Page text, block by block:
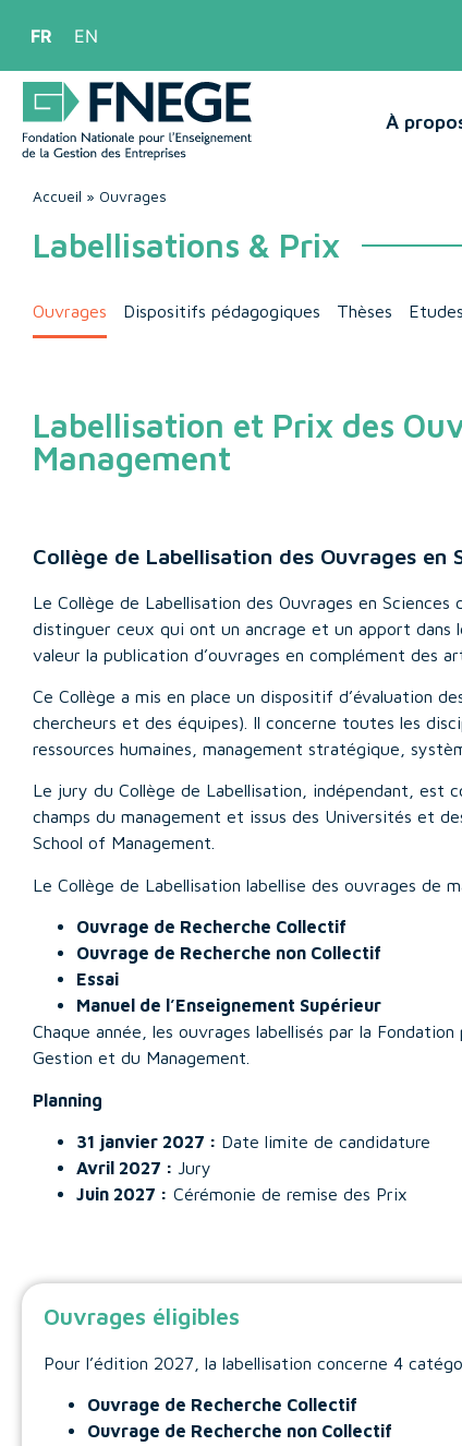
FR EN
À
Accueil » Ouvrages
Labellisations & Prix
Ouvrages Dispositifs pédagogiques Thèses
Labellisation et Prix des
Management
Collège de Labellisation des Ouvrages en
Le Collège de Labellisation des Ouvrages en
distinguer ceux qui ont un ancrage et un apport dans
valeur la publication d’ouvrages en complément des
Ce Collège a mis en place un dispositif d’évaluation
chercheurs et des équipes). Il concerne toutes les
ressources humaines, management stratégique,
Le jury du Collège de Labellisation, indépendant, est
champs du management et issus des Universités et
School of Management.
Le Collège de Labellisation labellise des ouvrages de
Ouvrage de Recherche Collectif
Ouvrage de Recherche non Collectif
Essai
Manuel de l’Enseignement Supérieur
Chaque année, les ouvrages labellisés par la
Gestion et du Management.
Planning
31 janvier 2027 : Date limite de candidature
Avril 2027 : Jury
Juin 2027 : Cérémonie de remise des Prix
Ouvrages éligibles
Pour l’édition 2027, la labellisation concerne 4
Ouvrage de Recherche Collectif
Ouvrage de Recherche non Collectif